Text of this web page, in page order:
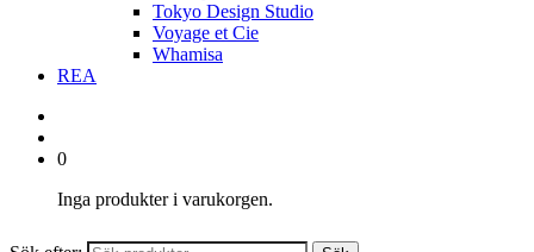
Tokyo Design Studio
Voyage et Cie
Whamisa
REA
0
Inga produkter i varukorgen.